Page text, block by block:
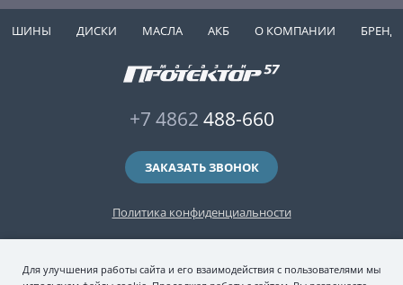
ШИНЫ ДИСКИ МАСЛА АКБ О КОМПАНИИ
Политика конфиденциальности
+7 4862 488-660
ЗАКАЗАТЬ ЗВОНОК
2006-2026 © интернет-магазин "Протектор 57" — автомобильные шины
(зимние и летние шины), колесные диски, шиномонтаж и хранение шин.
Для улучшения работы сайта и его взаимодействия с пользователями мы